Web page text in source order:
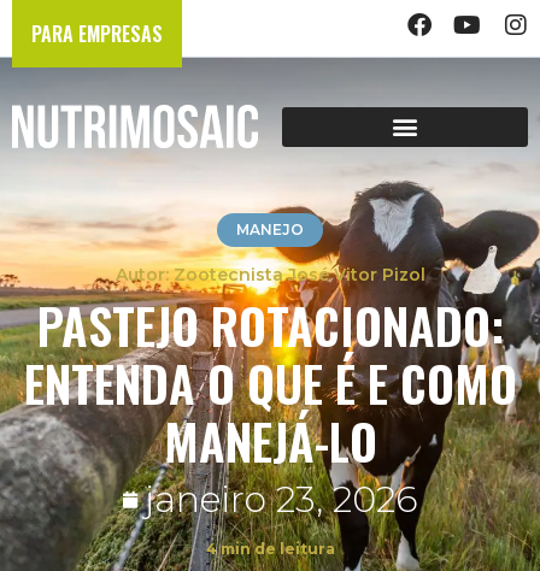
PARA EMPRESAS
MANEJO
Zootecnista José Vitor Pizol
PASTEJO ROTACIONADO:
ENTENDA O QUE É E COMO
MANEJÁ-LO
janeiro 23, 2026
4 min de leitura